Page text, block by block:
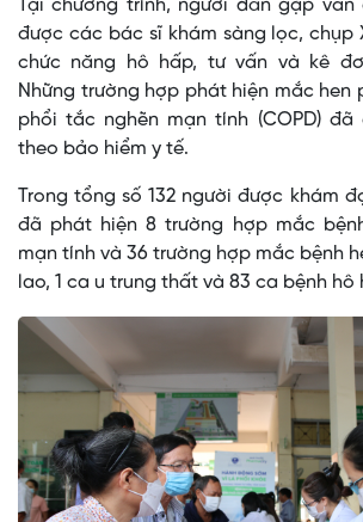
Tại chương trình, người dân gặp
được các bác sĩ khám sàng lọc, chụp
chức năng hô hấp, tư vấn và kê
Những trường hợp phát hiện mắc hen
phổi tắc nghẽn mạn tính (COPD)
theo bảo hiểm y tế.
Trong tổng số 132 người được khám
đã phát hiện 8 trường hợp mắc
mạn tính và 36 trường hợp mắc bệnh
lao, 1 ca u trung thất và 83 ca bệnh hô